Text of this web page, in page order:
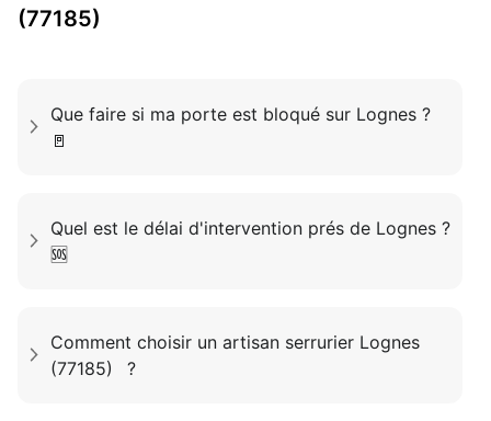
(77185)
Que faire si ma porte est bloqué sur Lognes ?
🚪
Quel est le délai d'intervention prés de Lognes ?
🆘
Comment choisir un artisan serrurier Lognes
(77185) ?